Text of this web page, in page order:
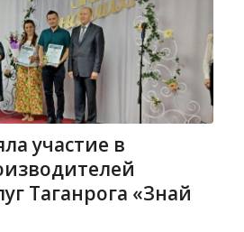
участие в
Таганрога «Знай